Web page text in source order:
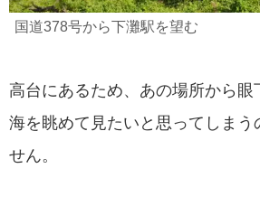
国道378号から下灘駅を望む
高台にあるため、あの場所から眼
海を眺めて見たいと思ってしまう
せん。